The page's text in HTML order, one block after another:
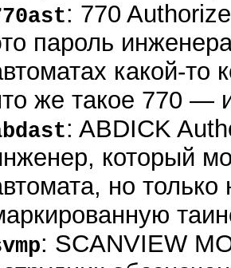
: 770
пароль
какой-то
же такое 770 —
: ABDICK
который
но
: SCANVIEW